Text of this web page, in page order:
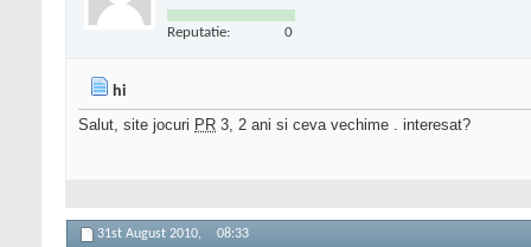
Reputatie: 0
hi
Salut, site jocuri PR 3, 2 ani si ceva vechime . interesat?
31st August 2010, 08:33